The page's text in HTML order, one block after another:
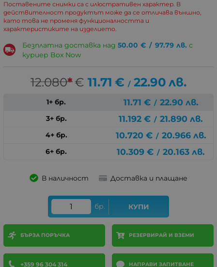
Поставените снимки са с илюстративен характер. В
действителност продуктът може да се отличава външно,
като това не променя функционалността и
характеристиките на изделието.
Безплатна доставка над 50.00 € / 97.79 лв. с
куриер Box Now
12.080*€ 11.71 € / 22.90 лв.
1+ бр. 11.71 € / 22.90 лв.
3+ бр. 11.192 € / 21.890 лв.
4+ бр. 10.720 € / 20.966 лв.
6+ бр. 10.309 € / 20.163 лв.
В наличност Доставка и плащане
бр. КУПИ
БЪРЗА ПОРЪЧКА РЕЗЕРВИРАЙ И ВЗЕМИ
+359 96 304 314 НАПРАВИ ЗАПИТВАНЕ